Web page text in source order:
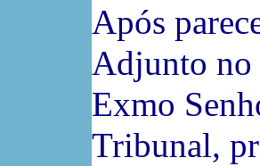
Após
Adjunto no
Exmo
Tribunal,